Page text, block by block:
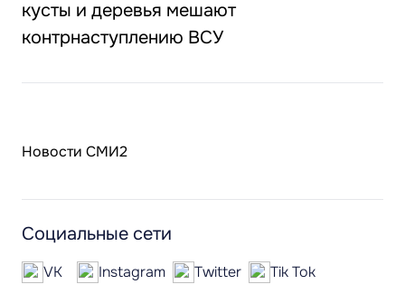
кусты и деревья мешают
контрнаступлению ВСУ
Новости СМИ2
Социальные сети
VK Instagram Twitter
Tik Tok